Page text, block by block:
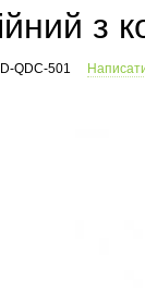
з
QDC-501